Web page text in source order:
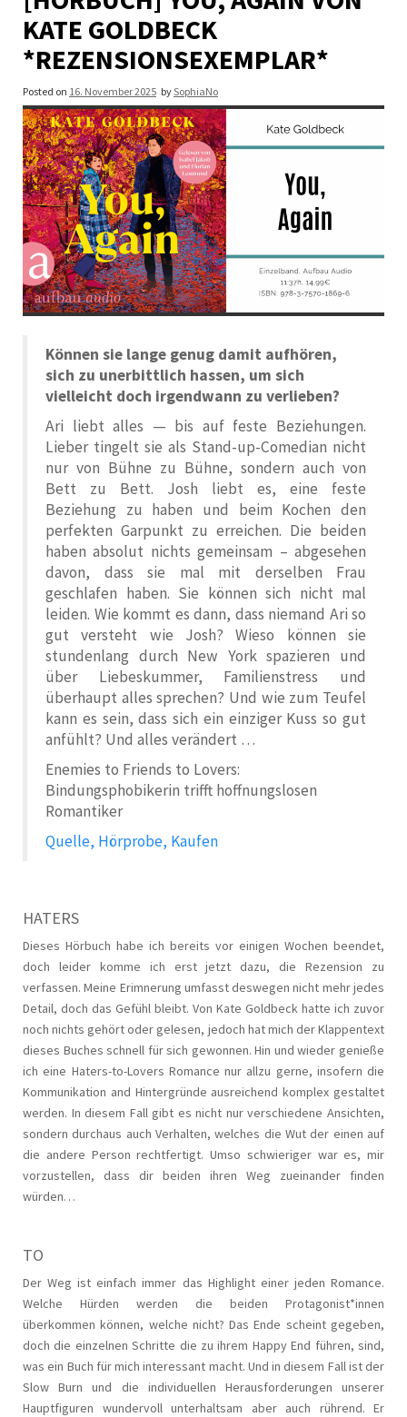
KATE GOLDBECK
*REZENSIONSEXEMPLAR*
Posted on 16. November 2025 bySophiaNo
Können sie lange genug damit aufhören,
sich zu unerbittlich hassen, um sich
vielleicht doch irgendwann zu verlieben?
Ari liebt alles — bis auf feste Beziehungen.
Lieber tingelt sie als Stand-up-Comedian nicht
nur von Bühne zu Bühne, sondern auch von
Bett zu Bett. Josh liebt es, eine feste
Beziehung zu haben und beim Kochen den
perfekten Garpunkt zu erreichen. Die beiden
haben absolut nichts gemeinsam – abgesehen
davon, dass sie mal mit derselben Frau
geschlafen haben. Sie können sich nicht mal
leiden. Wie kommt es dann, dass niemand Ari so
gut versteht wie Josh? Wieso können sie
stundenlang durch New York spazieren und
über Liebeskummer, Familienstress und
überhaupt alles sprechen? Und wie zum Teufel
kann es sein, dass sich ein einziger Kuss so gut
anfühlt? Und alles verändert …
Enemies to Friends to Lovers:
Bindungsphobikerin trifft hoffnungslosen
Romantiker
Quelle, Hörprobe, Kaufen
HATERS
Dieses Hörbuch habe ich bereits vor einigen Wochen beendet,
doch leider komme ich erst jetzt dazu, die Rezension zu
verfassen. Meine Erimnerung umfasst deswegen nicht mehr jedes
Detail, doch das Gefühl bleibt. Von Kate Goldbeck hatte ich zuvor
noch nichts gehört oder gelesen, jedoch hat mich der Klappentext
dieses Buches schnell für sich gewonnen. Hin und wieder genieße
ich eine Haters-to-Lovers Romance nur allzu gerne, insofern die
Kommunikation and Hintergründe ausreichend komplex gestaltet
werden. In diesem Fall gibt es nicht nur verschiedene Ansichten,
sondern durchaus auch Verhalten, welches die Wut der einen auf
die andere Person rechtfertigt. Umso schwieriger war es, mir
vorzustellen, dass dir beiden ihren Weg zueinander finden
würden…
TO
Der Weg ist einfach immer das Highlight einer jeden Romance.
Welche Hürden werden die beiden Protagonist*innen
überkommen können, welche nicht? Das Ende scheint gegeben,
doch die einzelnen Schritte die zu ihrem Happy End führen, sind,
was ein Buch für mich interessant macht. Und in diesem Fall ist der
Slow Burn und die individuellen Herausforderungen unserer
Hauptfiguren wundervoll unterhaltsam aber auch rührend. Er